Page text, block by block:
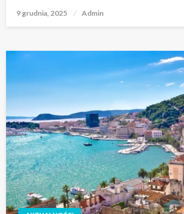
Opublikowane
9 grudnia, 2025 Admin